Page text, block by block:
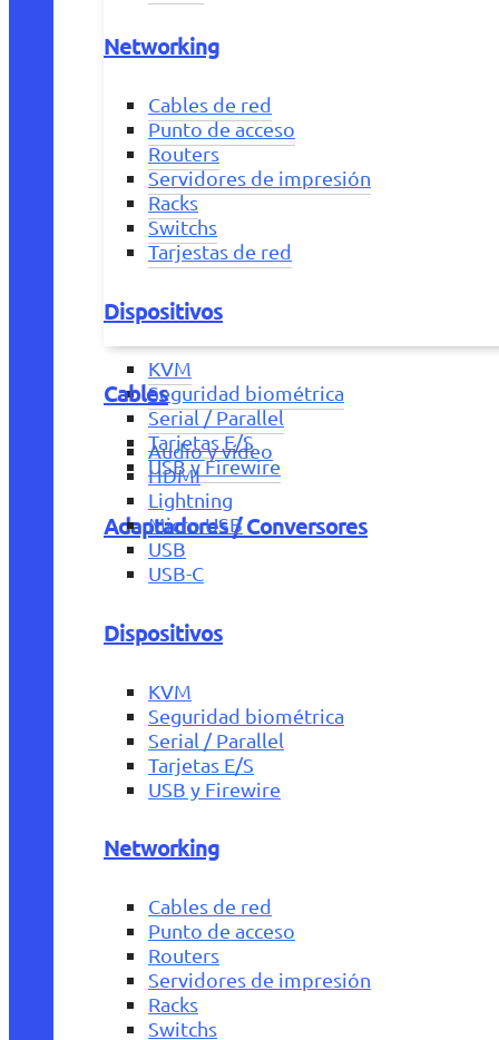
Networking
Cables de red
Punto de acceso
Routers
Servidores de impresión
Racks
Switchs
Tarjestas de red
Dispositivos
KVM
Seguridad biométrica
Serial / Parallel
Tarjetas E/S
USB y Firewire
Adaptadores / Conversores
Cables
Audio y vídeo
HDMI
Lightning
Micro USB
USB
USB-C
Dispositivos
KVM
Seguridad biométrica
Serial / Parallel
Tarjetas E/S
USB y Firewire
Networking
Cables de red
Punto de acceso
Routers
Servidores de impresión
Racks
Switchs